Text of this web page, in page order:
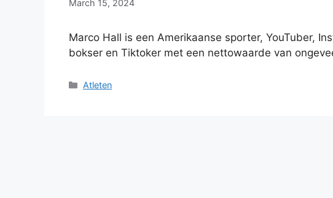
March 15, 2024
Marco Hall is een Amerikaanse sporter, YouTuber,
bokser en Tiktoker met een nettowaarde van
Categories
Atleten